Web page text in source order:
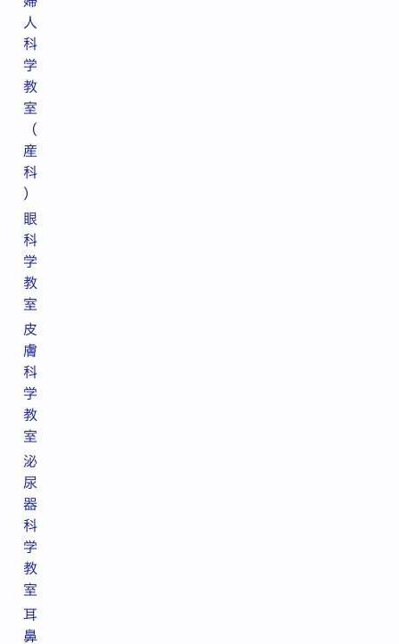
人
科
学
教
室
（
産
科
）
眼
科
学
教
室
皮
膚
科
学
教
室
泌
尿
器
科
学
教
室
耳
鼻